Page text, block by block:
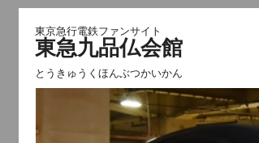
東京急行電鉄ファンサイト
東急九品仏会館
とうきゅうくほんぶつかいかん